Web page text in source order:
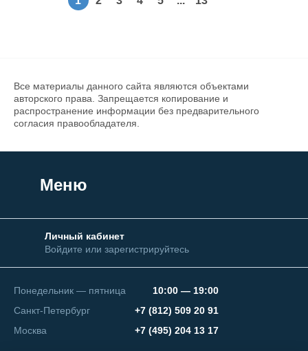
Все материалы данного сайта являются объектами
авторского права. Запрещается копирование и
распространение информации без предварительного
согласия правообладателя.
Меню
Личный кабинет
Войдите или зарегистрируйтесь
Понедельник — пятница
10:00 — 19:00
Санкт-Петербург
+7 (812) 509 20 91
Москва
+7 (495) 204 13 17